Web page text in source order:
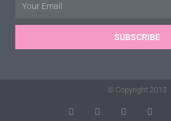
SUBSCRIBE
© Copyright 2013
T F D Y